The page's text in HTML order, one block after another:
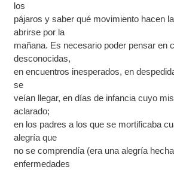
los
pájaros y saber qué movimiento hacen
abrirse por la
mañana. Es necesario poder pensar en
desconocidas,
en encuentros inesperados, en
se
veían llegar, en días de infancia cuyo
aclarado;
en los padres a los que se mortificaba
alegría que
no se comprendía (era una alegría
enfermedades